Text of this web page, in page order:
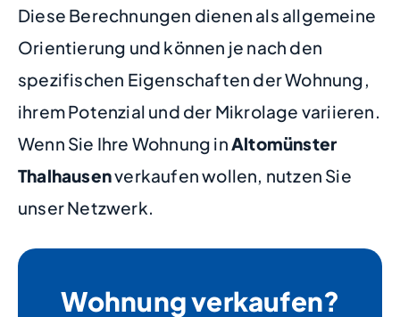
Diese Berechnungen dienen als allgemeine
Orientierung und können je nach den
spezifischen Eigenschaften der Wohnung,
ihrem Potenzial und der Mikrolage variieren.
Wenn Sie Ihre Wohnung in Altomünster
Thalhausenverkaufen wollen, nutzen Sie
unser Netzwerk.
Wohnung verkaufen?